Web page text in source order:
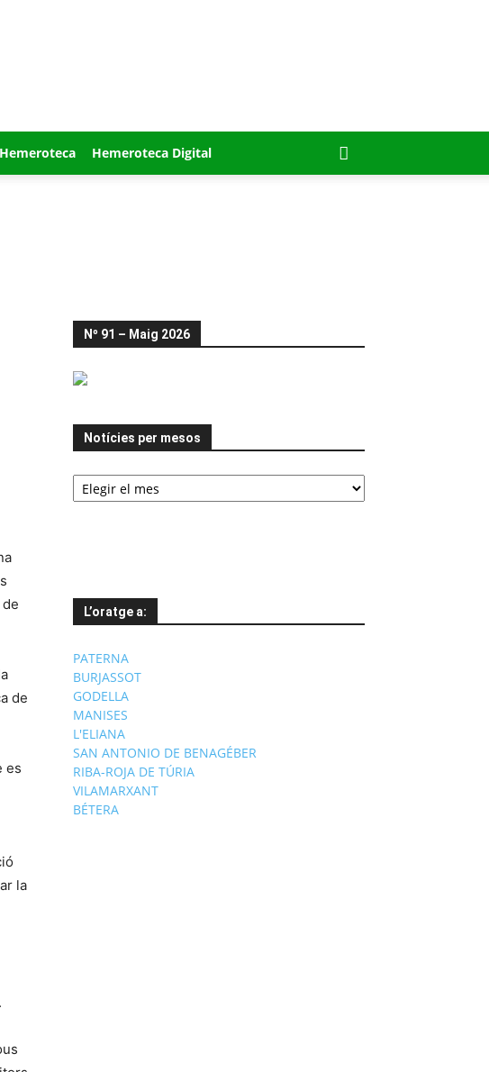
Hemeroteca Hemeroteca Digital
de
es
la
Nº 91 – Maig 2026
Notícies per mesos
Notícies
per
L’oratge a:
PATERNA
BURJASSOT
GODELLA
MANISES
L'ELIANA
SAN ANTONIO DE BENAGÉBER
RIBA-ROJA DE TÚRIA
VILAMARXANT
BÉTERA